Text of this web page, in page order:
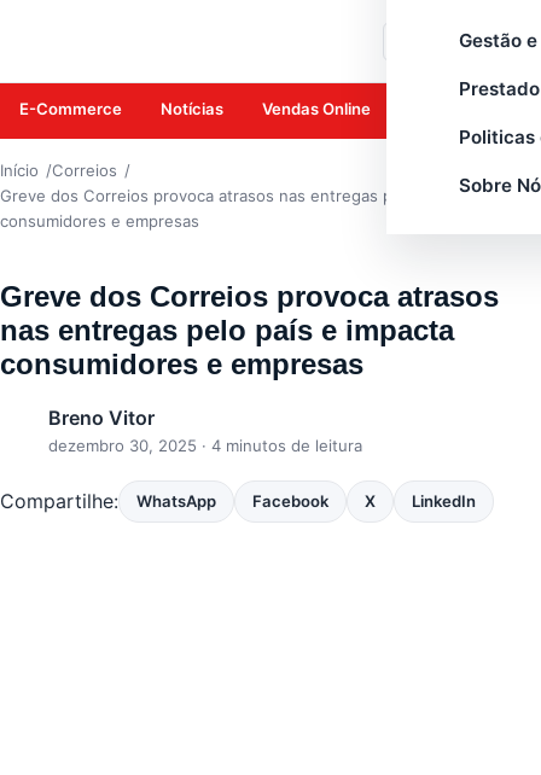
Gestão
Politicas
Sobre
E-Commerce Notícias Vendas Online
Início
Correios
Greve dos Correios provoca atrasos nas entregas pelo país e impacta
consumidores e empresas
Greve dos Correios provoca atrasos
nas entregas pelo país e impacta
consumidores e empresas
Breno Vitor
dezembro 30, 2025 · 4 minutos de leitura
Compartilhe: WhatsApp Facebook X LinkedIn